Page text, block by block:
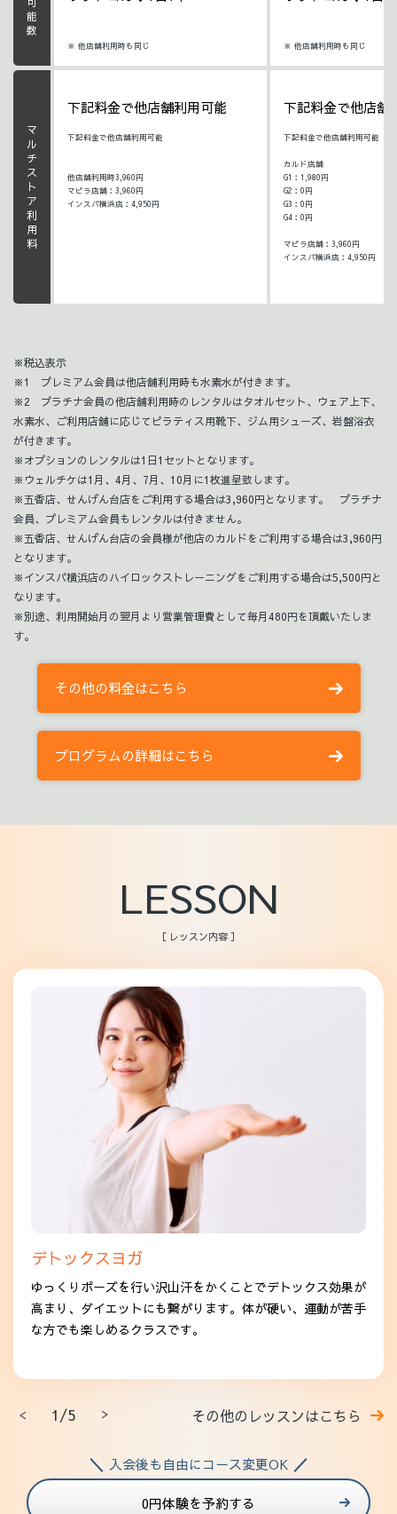
※ 他店舗利用時も同じ ※ 他店舗利用時も同じ
マルチストア利用料
下記料金で他店舗利用可能
下記料金で他店舗利用可能
他店舗利用時3,960円
マピラ店舗：3,960円
インスパ横浜店：4,950円
下記料金で他店舗
下記料金で他店舗利用可能
カルド店舗
G1：1,980円
G2：0円
G3：0円
G4：0円
マピラ店舗：3,960円
インスパ横浜店：4,950円
※税込表示
※1 プレミアム会員は他店舗利用時も水素水が付きます。
※2 プラチナ会員の他店舗利用時のレンタルはタオルセット、ウェア上下、
水素水、ご利用店舗に応じてピラティス用靴下、ジム用シューズ、岩盤浴衣
が付きます。
※オプションのレンタルは1日1セットとなります。
※ウェルチケは1月、4月、7月、10月に1枚進呈致します。
※五香店、せんげん台店をご利用する場合は3,960円となります。 プラチナ
会員、プレミアム会員もレンタルは付きません。
※五香店、せんげん台店の会員様が他店のカルドをご利用する場合は3,960円
となります。
※インスパ横浜店のハイロックストレーニングをご利用する場合は5,500円と
なります。
※別途、利用開始月の翌月より営業管理費として毎月480円を頂戴いたしま
す。
その他の料金はこちら
プログラムの詳細はこちら
LESSON
［ レッスン内容 ］
デトックスヨガ
ゆっくりポーズを行い沢山汗をかくことでデトックス効果が
高まり、ダイエットにも繋がります。体が硬い、運動が苦手
な方でも楽しめるクラスです。
1/5 その他のレッスンはこちら
入会後も自由にコース変更OK
0円体験を予約する